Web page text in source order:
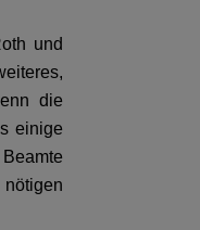
und
die
einige